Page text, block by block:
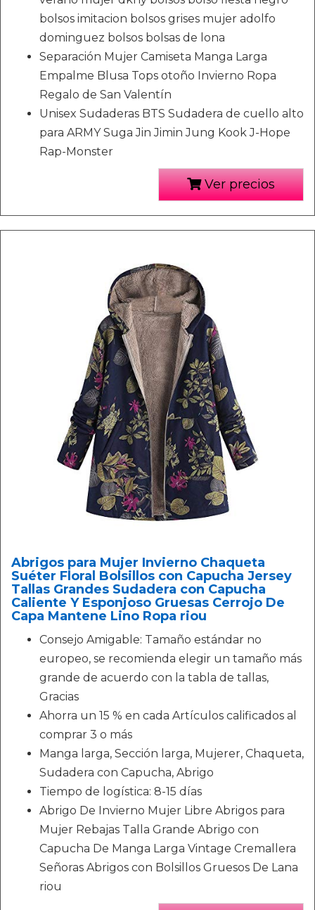
bolsos imitacion bolsos grises mujer adolfo
dominguez bolsos bolsas de lona
Separación Mujer Camiseta Manga Larga
Empalme Blusa Tops otoño Invierno Ropa
Regalo de San Valentín
Unisex Sudaderas BTS Sudadera de cuello alto
para ARMY Suga Jin Jimin Jung Kook J-Hope
Rap-Monster
Ver precios
Abrigos para Mujer Invierno Chaqueta
Suéter Floral Bolsillos con Capucha Jersey
Tallas Grandes Sudadera con Capucha
Caliente Y Esponjoso Gruesas Cerrojo De
Capa Mantene Lino Ropa riou
Consejo Amigable: Tamaño estándar no
europeo, se recomienda elegir un tamaño más
grande de acuerdo con la tabla de tallas,
Gracias
Ahorra un 15 % en cada Artículos calificados al
comprar 3 o más
Manga larga, Sección larga, Mujerer, Chaqueta,
Sudadera con Capucha, Abrigo
Tiempo de logística: 8-15 días
Abrigo De Invierno Mujer Libre Abrigos para
Mujer Rebajas Talla Grande Abrigo con
Capucha De Manga Larga Vintage Cremallera
Señoras Abrigos con Bolsillos Gruesos De Lana
riou